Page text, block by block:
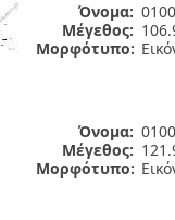
Όνομα:
Μέγεθος:
Μορφότυπο:
Όνομα:
Μέγεθος:
Μορφότυπο: